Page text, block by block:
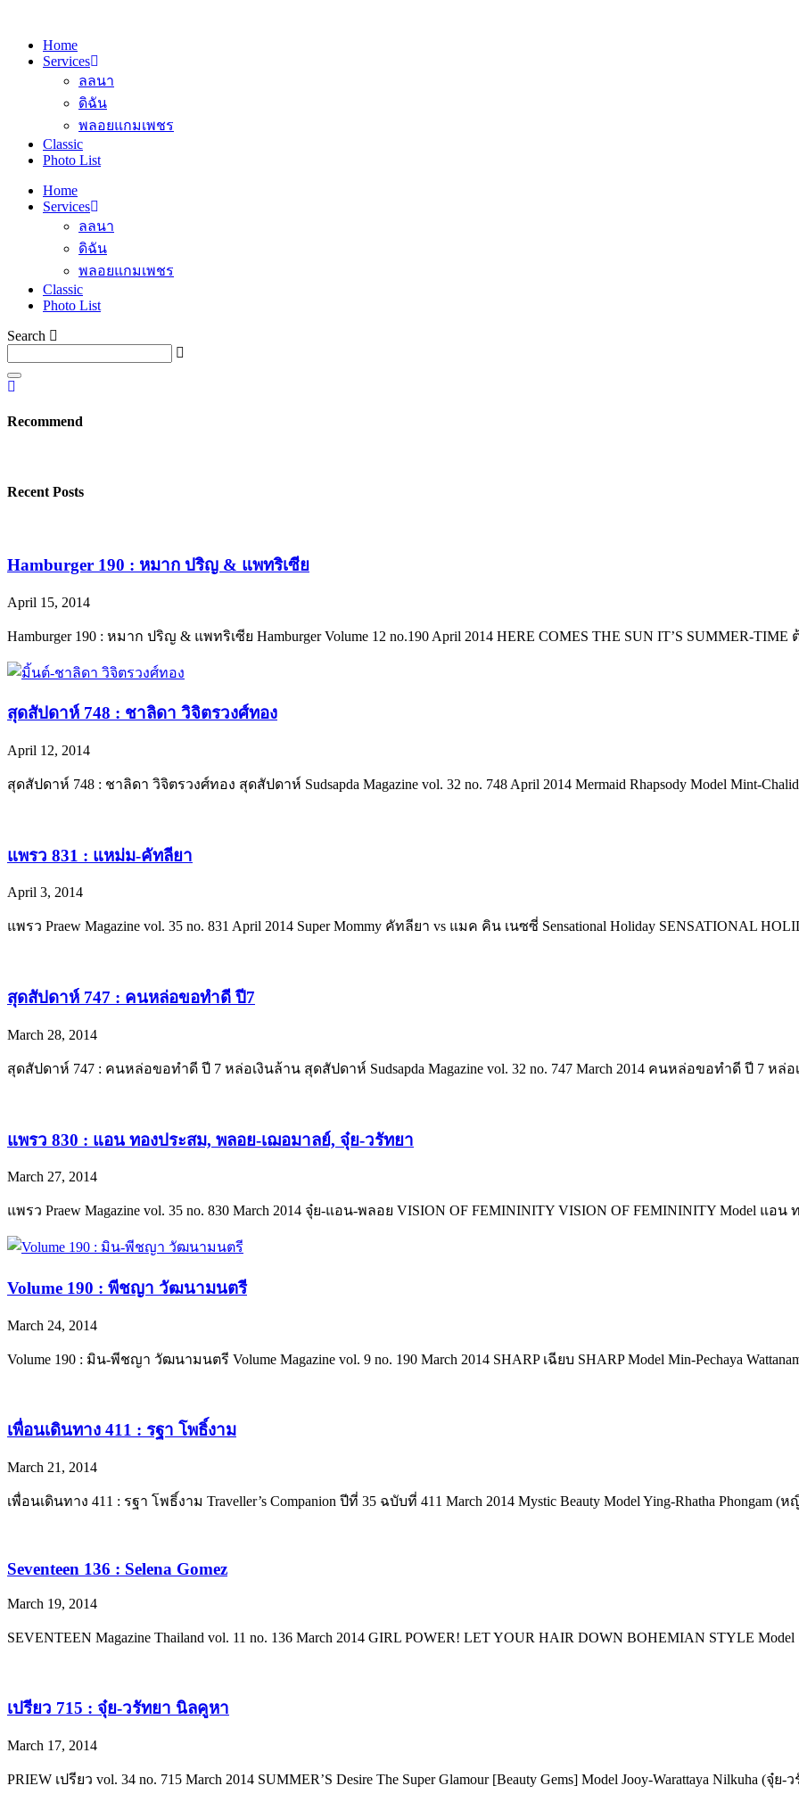
Home
Services
ลลนา
ดิฉัน
พลอยแกมเพชร
Classic
Photo List
Home
Services
ลลนา
ดิฉัน
พลอยแกมเพชร
Classic
Photo List
Search
Recommend
Recent Posts
Hamburger 190 : หมาก ปริญ & แพทริเซีย
April 15, 2014
Hamburger 190 : หมาก ปริญ & แพทริเซีย Hamburger Volume 12 no.190 April 2014 HERE COMES THE SUN IT’S SUMMER-
สุดสัปดาห์ 748 : ชาลิดา วิจิตรวงศ์ทอง
April 12, 2014
สุดสัปดาห์ 748 : ชาลิดา วิจิตรวงศ์ทอง สุดสัปดาห์ Sudsapda Magazine vol. 32 no. 748 April 2014 Mermaid Rhapsody Model Mint-
แพรว 831 : แหม่ม-คัทลียา
April 3, 2014
แพรว Praew Magazine vol. 35 no. 831 April 2014 Super Mommy คัทลียา vs แมค คิน เนซซี่ Sensational Holiday SENSATIONAL
สุดสัปดาห์ 747 : คนหล่อขอทำดี ปี7
March 28, 2014
สุดสัปดาห์ 747 : คนหล่อขอทำดี ปี 7 หล่อเงินล้าน สุดสัปดาห์ Sudsapda Magazine vol. 32 no. 747 March 2014 คนหล่อขอทำดี ปี 7 หล่อ
แพรว 830 : แอน ทองประสม, พลอย-เฌอมาลย์, จุ๋ย-วรัทยา
March 27, 2014
แพรว Praew Magazine vol. 35 no. 830 March 2014 จุ๋ย-แอน-พลอย VISION OF FEMININITY VISION OF FEMININITY Model แ
Volume 190 : พีชญา วัฒนามนตรี
March 24, 2014
Volume 190 : มิน-พีชญา วัฒนามนตรี Volume Magazine vol. 9 no. 190 March 2014 SHARP เฉียบ SHARP Model Min-Pechaya
เพื่อนเดินทาง 411 : รฐา โพธิ์งาม
March 21, 2014
เพื่อนเดินทาง 411 : รฐา โพธิ์งาม Traveller’s Companion ปีที่ 35 ฉบับที่ 411 March 2014 Mystic Beauty Model Ying-Rhatha Phongam (
Seventeen 136 : Selena Gomez
March 19, 2014
SEVENTEEN Magazine Thailand vol. 11 no. 136 March 2014 GIRL POWER! LET YOUR HAIR DOWN BOHEMIAN STYLE
เปรียว 715 : จุ๋ย-วรัทยา นิลคูหา
March 17, 2014
PRIEW เปรียว vol. 34 no. 715 March 2014 SUMMER’S Desire The Super Glamour [Beauty Gems] Model Jooy-Warattaya Nilkuha (จุ๋